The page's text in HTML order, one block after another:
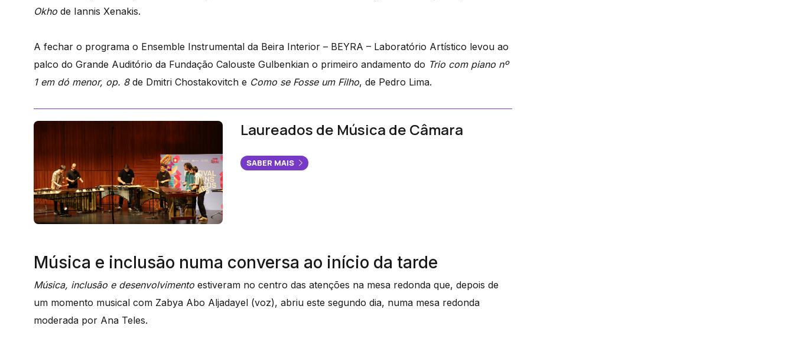
Okho de Iannis Xenakis.
A fechar o programa o Ensemble Instrumental da Beira Interior – BEYRA – Laboratório Artístico levou ao
palco do Grande Auditório da Fundação Calouste Gulbenkian o primeiro andamento do Trio com piano nº
1 em dó menor, op. 8de Dmitri Chostakovitch e Como se Fosse um Filho, de Pedro Lima.
Laureados de Música de Câmara
SABER MAIS
Música e inclusão numa conversa ao início da tarde
Música, inclusão e desenvolvimento estiveram no centro das atenções na mesa redonda que, depois de
um momento musical com Zabya Abo Aljadayel (voz), abriu este segundo dia, numa mesa redonda
moderada por Ana Teles.